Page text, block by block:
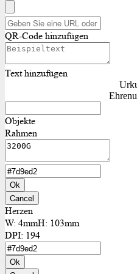
QR-Code hinzufügen
Text hinzufügen
Objekte
Rahmen
Ok
Cancel
Herzen
W: 4mmH: 103mm
DPI: 194
Ok